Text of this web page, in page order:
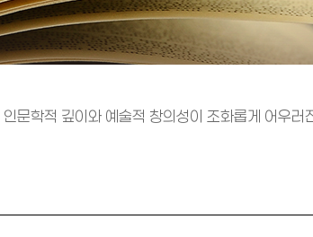
문학적 깊이와 예술적 창의성이 조화롭게 어우